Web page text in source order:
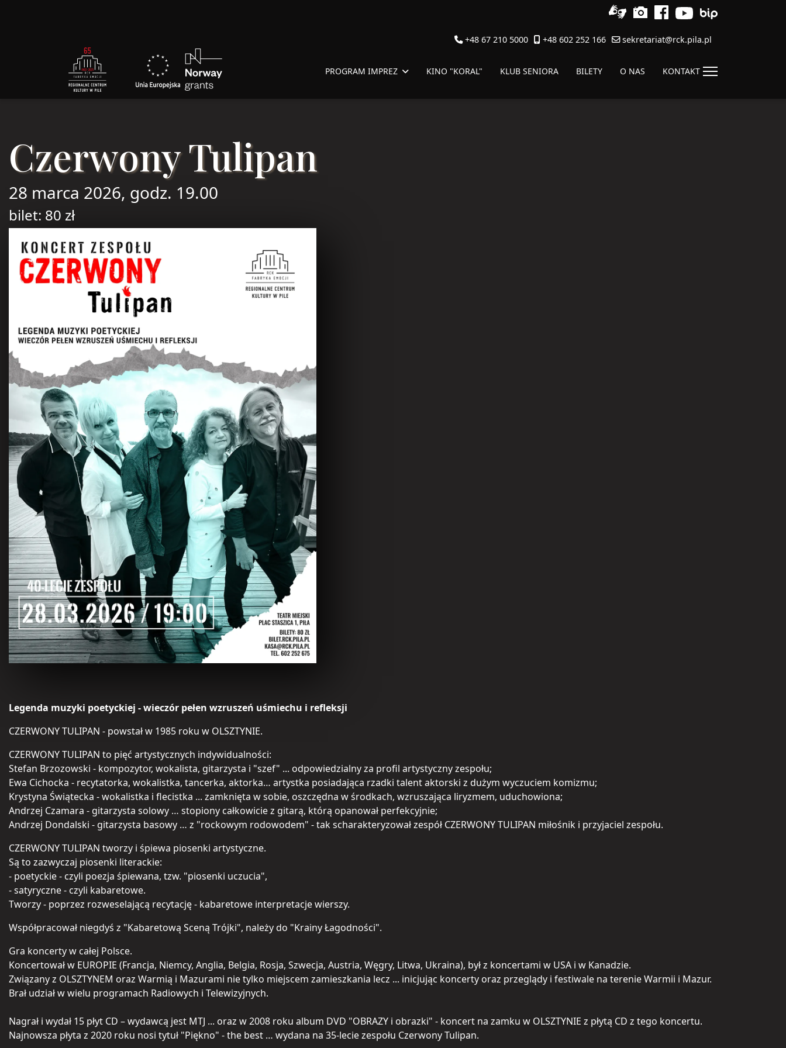
+48 67 210 5000 +48 602 252 166 sekretariat@rck.pila.pl
PROGRAM IMPREZ KINO "KORAL" KLUB SENIORA BILETY O NAS KONTAKT
Czerwony Tulipan
28 marca 2026, godz. 19.00
bilet: 80 zł
Legenda muzyki poetyckiej - wieczór pełen wzruszeń uśmiechu i refleksji
CZERWONY TULIPAN - powstał w 1985 roku w OLSZTYNIE.
CZERWONY TULIPAN to pięć artystycznych indywidualności:
Stefan Brzozowski - kompozytor, wokalista, gitarzysta i "szef" ... odpowiedzialny za profil artystyczny zespołu;
Ewa Cichocka - recytatorka, wokalistka, tancerka, aktorka… artystka posiadająca rzadki talent aktorski z dużym wyczuciem komizmu;
Krystyna Świątecka - wokalistka i flecistka ... zamknięta w sobie, oszczędna w środkach, wzruszająca liryzmem, uduchowiona;
Andrzej Czamara - gitarzysta solowy … stopiony całkowicie z gitarą, którą opanował perfekcyjnie;
Andrzej Dondalski - gitarzysta basowy … z "rockowym rodowodem" - tak scharakteryzował zespół CZERWONY TULIPAN miłośnik i przyjaciel zespołu.
CZERWONY TULIPAN tworzy i śpiewa piosenki artystyczne.
Są to zazwyczaj piosenki literackie:
- poetyckie - czyli poezja śpiewana, tzw. "piosenki uczucia",
- satyryczne - czyli kabaretowe.
Tworzy - poprzez rozweselającą recytację - kabaretowe interpretacje wierszy.
Współpracował niegdyś z "Kabaretową Sceną Trójki", należy do "Krainy Łagodności".
Gra koncerty w całej Polsce.
Koncertował w EUROPIE (Francja, Niemcy, Anglia, Belgia, Rosja, Szwecja, Austria, Węgry, Litwa, Ukraina), był z koncertami w USA i w Kanadzie.
Związany z OLSZTYNEM oraz Warmią i Mazurami nie tylko miejscem zamieszkania lecz ... inicjując koncerty oraz przeglądy i festiwale na terenie Warmii i Mazur.
Brał udział w wielu programach Radiowych i Telewizyjnych.
Nagrał i wydał 15 płyt CD – wydawcą jest MTJ ... oraz w 2008 roku album DVD "OBRAZY i obrazki" - koncert na zamku w OLSZTYNIE z płytą CD z tego koncertu.
Najnowsza płyta z 2020 roku nosi tytuł "Piękno" - the best … wydana na 35-lecie zespołu Czerwony Tulipan.